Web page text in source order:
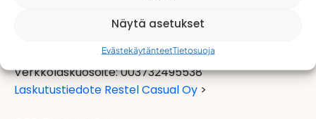
Näytä asetukset
EvästekäytänteetTietosuoja
Y-tunnus: 3249553-8
Verkkolaskuosoite: 003732495538
Laskutustiedote Restel Casual Oy >